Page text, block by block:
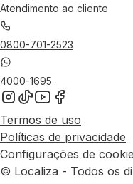
Atendimento ao cliente
0800-701-2523
4000-1695
Termos de uso
Políticas de privacidade
Configurações de
© Localiza - Todos os